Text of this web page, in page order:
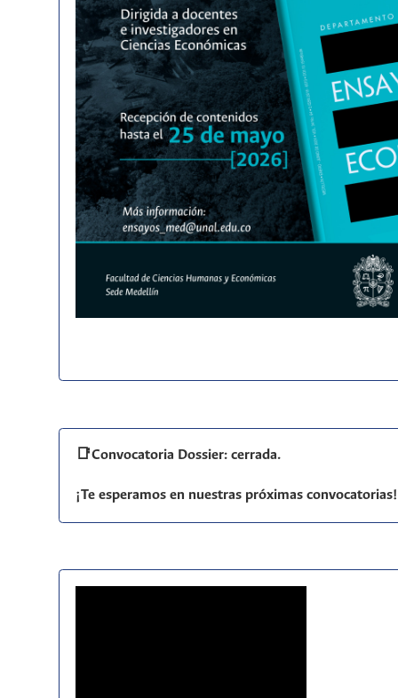
📑Convocatoria Dossier: cerrada.
¡Te esperamos en nuestras próximas